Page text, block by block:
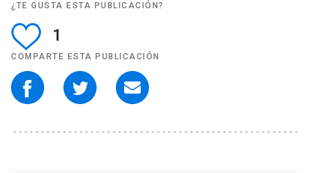
¿TE GUSTA ESTA PUBLICACIÓN?
1
COMPARTE ESTA PUBLICACIÓN